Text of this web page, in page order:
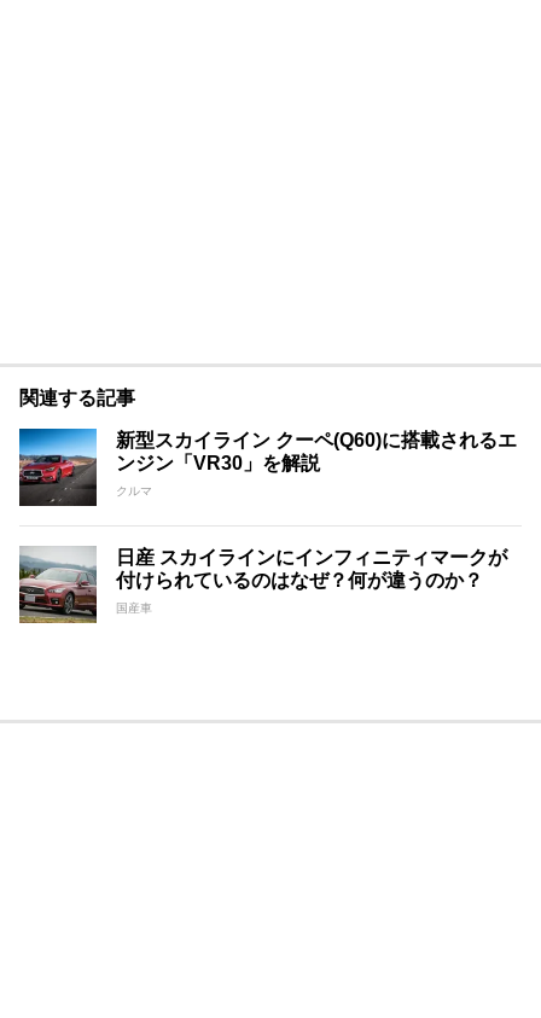
関連する記事
新型スカイライン クーペ(Q60)に搭載されるエ
ンジン「VR30」を解説
クルマ
日産 スカイラインにインフィニティマークが
付けられているのはなぜ？何が違うのか？
国産車